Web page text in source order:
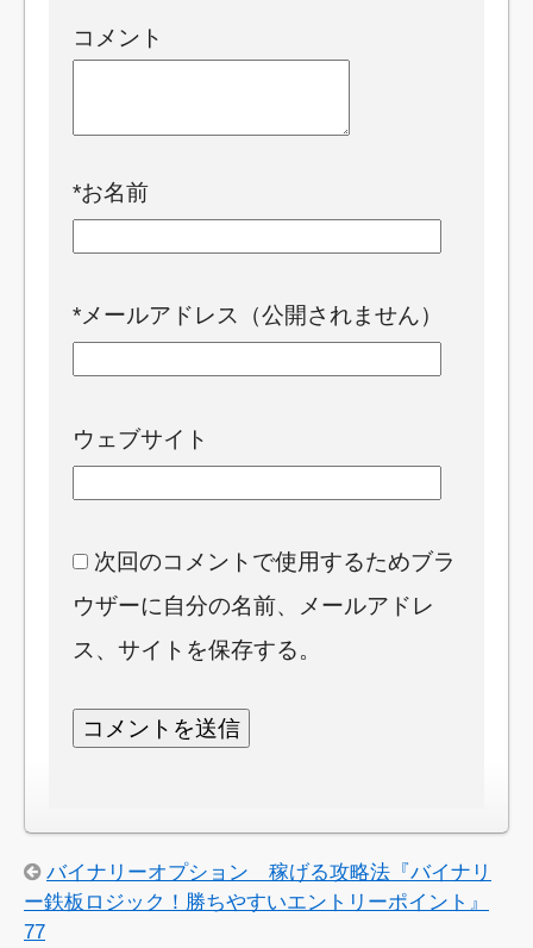
コメント
*お名前
*メールアドレス（公開されません）
ウェブサイト
次回のコメントで使用するためブラ
ウザーに自分の名前、メールアドレ
ス、サイトを保存する。
バイナリーオプション 稼げる攻略法『バイナリ
ー鉄板ロジック！勝ちやすいエントリーポイント』
77